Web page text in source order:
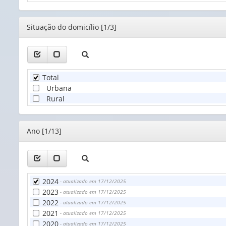
(1)
Editor
Situação do domicílio [1/3]
Total
Urbana
Rural
Editor
Ano [1/13]
2024 - atualizado em 17/12/2025
2023 - atualizado em 17/12/2025
2022 - atualizado em 17/12/2025
2021 - atualizado em 17/12/2025
2020 - atualizado em 17/12/2025